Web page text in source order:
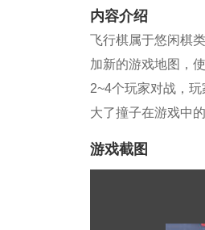
内容介绍
飞行棋属于悠闲棋
加新的游戏地图，
2~4个玩家对战，
大了撞子在游戏中
游戏截图